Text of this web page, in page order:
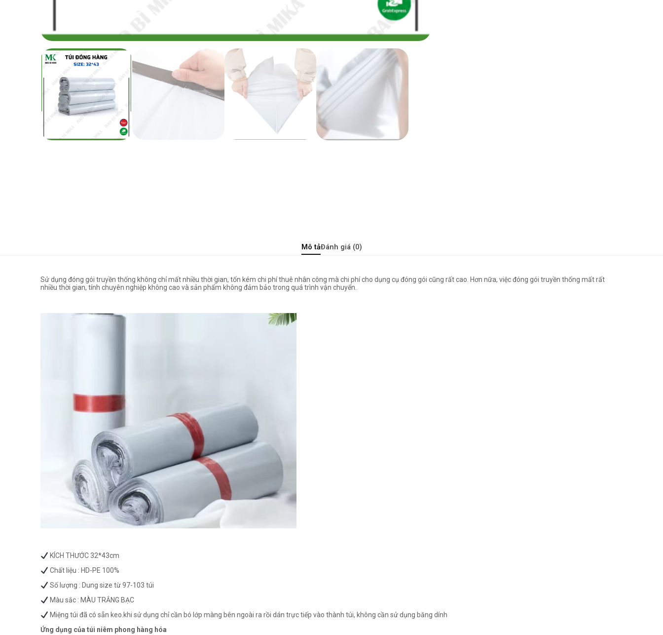
Mô tảĐánh giá (0)
Sử dụng đóng gói truyền thống không chỉ mất nhiều thời gian, tốn kém chi phí thuê nhân công mà chi phí cho dụng cụ đóng gói cũng rất cao. Hơn nữa, việc đóng gói truyền thống mất rất
nhiều thời gian, tính chuyên nghiệp không cao và sản phẩm không đảm bảo trong quá trình vận chuyển.
KÍCH THƯỚC 32*43cm
Chất liệu : HD-PE 100%
Số lượng : Dung size từ 97-103 túi
Màu sắc : MÀU TRẮNG BẠC
Miệng túi đã có sẵn keo.khi sử dụng chỉ cần bó lớp màng bên ngoài ra rồi dán trực tiếp vào thành túi, không cần sử dụng băng dính
Ứng dụng của túi niêm phong hàng hóa